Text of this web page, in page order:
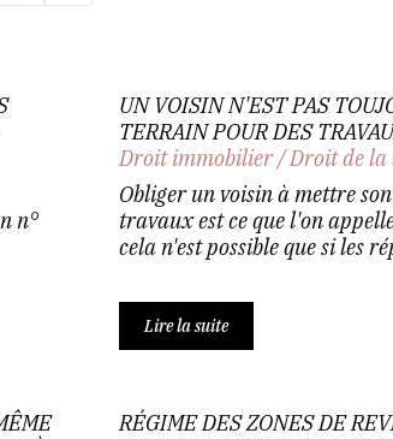
n°
UN VOISIN N'EST PAS
TERRAIN POUR DES
Droit immobilier/Droit de
Obliger un voisin à mettre
travaux est ce que l'on
cela n'est possible que si les
Lire la suite
RÉGIME DES ZONES DE